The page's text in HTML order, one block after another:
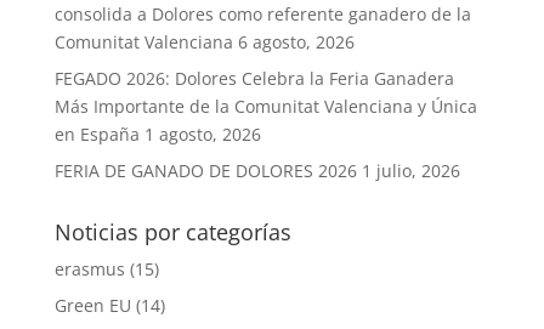
consolida a Dolores como referente ganadero de la
Comunitat Valenciana 6 agosto, 2026
FEGADO 2026: Dolores Celebra la Feria Ganadera
Más Importante de la Comunitat Valenciana y Única
en España 1 agosto, 2026
FERIA DE GANADO DE DOLORES 2026 1 julio, 2026
Noticias por categorías
erasmus (15)
Green EU (14)